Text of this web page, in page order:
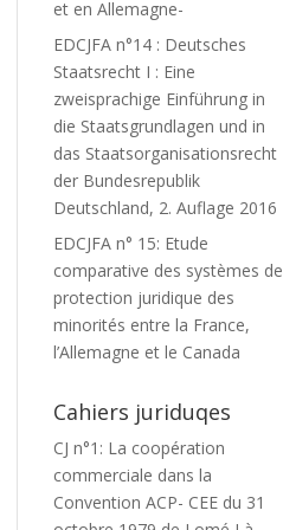
et en Allemagne-
EDCJFA n°14 : Deutsches
Staatsrecht I : Eine
zweisprachige Einführung in
die Staatsgrundlagen und in
das Staatsorganisationsrecht
der Bundesrepublik
Deutschland, 2. Auflage 2016
EDCJFA n° 15: Etude
comparative des systèmes de
protection juridique des
minorités entre la France,
l’Allemagne et le Canada
Cahiers juriduqes
CJ n°1: La coopération
commerciale dans la
Convention ACP- CEE du 31